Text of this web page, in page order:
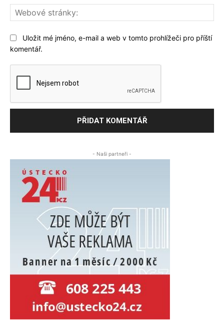
Uložit mé jméno, e-mail a web v tomto prohlížeči pro příští
komentář.
- Naši partneři -